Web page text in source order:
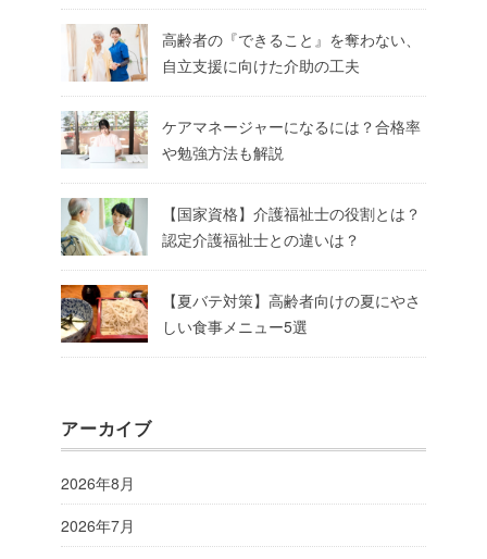
高齢者の『できること』を奪わない、
自立支援に向けた介助の工夫
ケアマネージャーになるには？合格率
や勉強方法も解説
【国家資格】介護福祉士の役割とは？
認定介護福祉士との違いは？
【夏バテ対策】高齢者向けの夏にやさ
しい食事メニュー5選
アーカイブ
2026年8月
2026年7月